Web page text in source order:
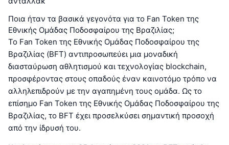
Ποια ήταν τα βασικά γεγονότα για το Fan Token της
Εθνικής Ομάδας Ποδοσφαίρου της Βραζιλίας;
Το Fan Token της Εθνικής Ομάδας Ποδοσφαίρου της
Βραζιλίας (BFT) αντιπροσωπεύει μια μοναδική
διασταύρωση αθλητισμού και τεχνολογίας blockchain,
προσφέροντας στους οπαδούς έναν καινοτόμο τρόπο να
αλληλεπιδρούν με την αγαπημένη τους ομάδα. Ως το
επίσημο Fan Token της Εθνικής Ομάδας Ποδοσφαίρου της
Βραζιλίας, το BFT έχει προσελκύσει σημαντική προσοχή
από την ίδρυσή του.